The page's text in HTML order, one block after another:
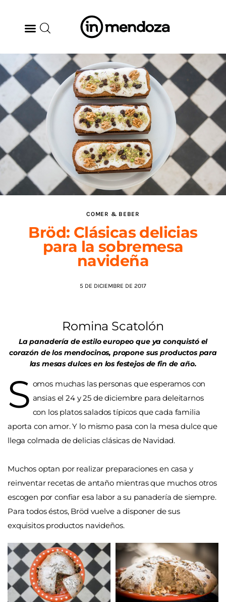
BODEGAS
GASTRONOMÍA
ARTE & CULTURA
MÚSICA
DÓNDE IR
TENDENCIAS
AGENDA
COMER & BEBER
Bröd: Clásicas delicias
para la sobremesa
navideña
5 DE DICIEMBRE DE 2017
Romina Scatolón
La panadería de estilo europeo que ya conquistó el
corazón de los mendocinos, propone sus productos para
las mesas dulces en los festejos de fin de año.
S omos muchas las personas que esperamos con
ansias el 24 y 25 de diciembre para deleitarnos
con los platos salados típicos que cada familia
aporta con amor. Y lo mismo pasa con la mesa dulce que
llega colmada de delicias clásicas de Navidad.
Muchos optan por realizar preparaciones en casa y
reinventar recetas de antaño mientras que muchos otros
escogen por confiar esa labor a su panadería de siempre.
Para todos éstos, Bröd vuelve a disponer de sus
exquisitos productos navideños.